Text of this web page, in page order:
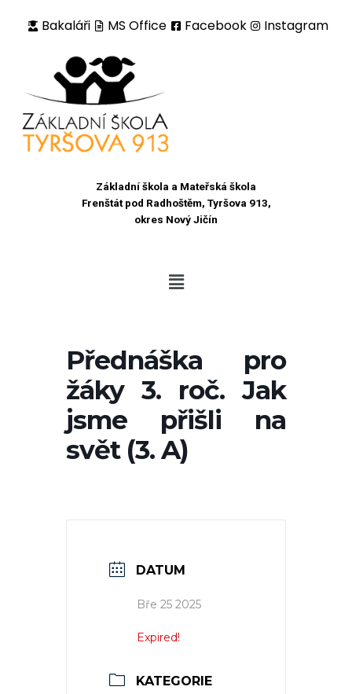
Bakaláři MS Office Facebook Instagram
Základní škola a Mateřská škola
Frenštát pod Radhoštěm, Tyršova 913,
okres Nový Jičín
Přednáška pro
žáky 3. roč. Jak
jsme přišli na
svět (3. A)
DATUM
Bře 25 2025
Expired!
KATEGORIE